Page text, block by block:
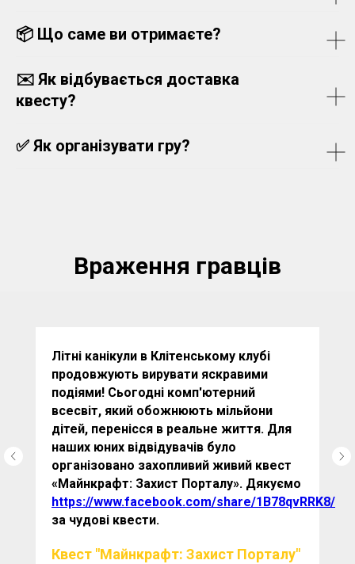
📦 Що саме ви отримаєте?
✉️ Як відбувається доставка
квесту?
✅ Як організувати гру?
Враження гравців
Літні канікули в Клітенському клубі
продовжують вирувати яскравими
подіями! Сьогодні комп'ютерний
всесвіт, який обожнюють мільйони
дітей, перенісся в реальне життя. Для
наших юних відвідувачів було
організовано захопливий живий квест
«Майнкрафт: Захист Порталу». Дякуємо
https://www.facebook.com/share/1B78qvRRK8/
за чудові квести.
Квест "Майнкрафт: Захист Порталу"